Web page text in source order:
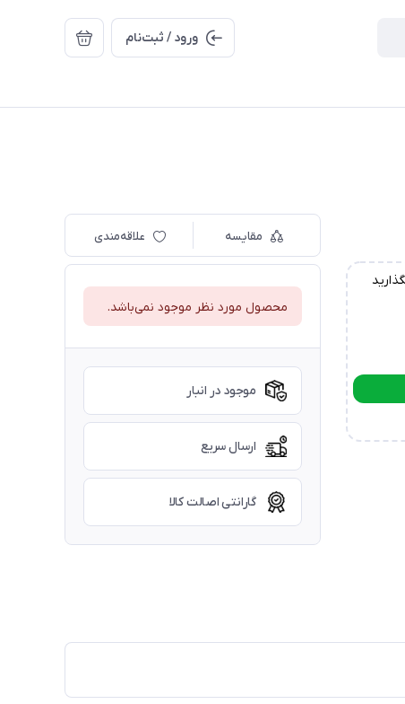
ورود / ثبت‌نام
مقایسه علاقه‌مندی
محصول مورد نظر موجود نمی‌باشد.
موجود در انبار
ارسال سریع
گارانتی اصالت کالا